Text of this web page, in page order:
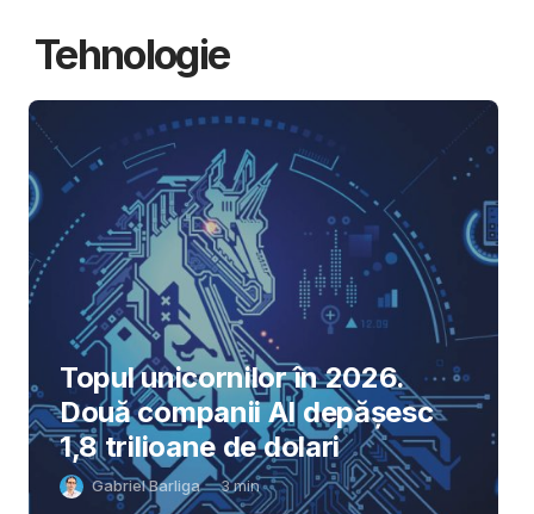
Tehnologie
Topul unicornilor în 2026.
Două companii AI depășesc
1,8 trilioane de dolari
Gabriel Barliga 3min